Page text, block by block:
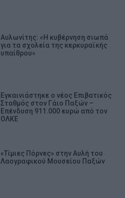
Αυλωνίτης: «Η κυβέρνηση σιωπά
για τα σχολεία της κερκυραϊκής
υπαίθρου»
Εγκαινιάστηκε ο νέος Επιβατικός
Σταθμός στον Γάιο Παξών –
Επένδυση 911.000 ευρώ από τον
ΟΛΚΕ
«Τίμιες Πόρνες» στην Αυλή του
Λαογραφικού Μουσείου Παξών